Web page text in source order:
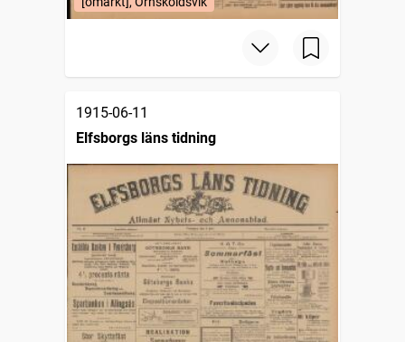
1915-06-11
Elfsborgs läns tidning